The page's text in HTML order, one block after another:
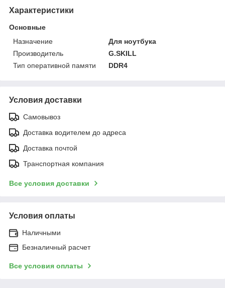
Характеристики
Основные
Назначение
Для ноутбука
Производитель
G.SKILL
Тип оперативной памяти
DDR4
Условия доставки
Самовывоз
Доставка водителем до адреса
Доставка почтой
Транспортная компания
Все условия доставки
Условия оплаты
Наличными
Безналичный расчет
Все условия оплаты